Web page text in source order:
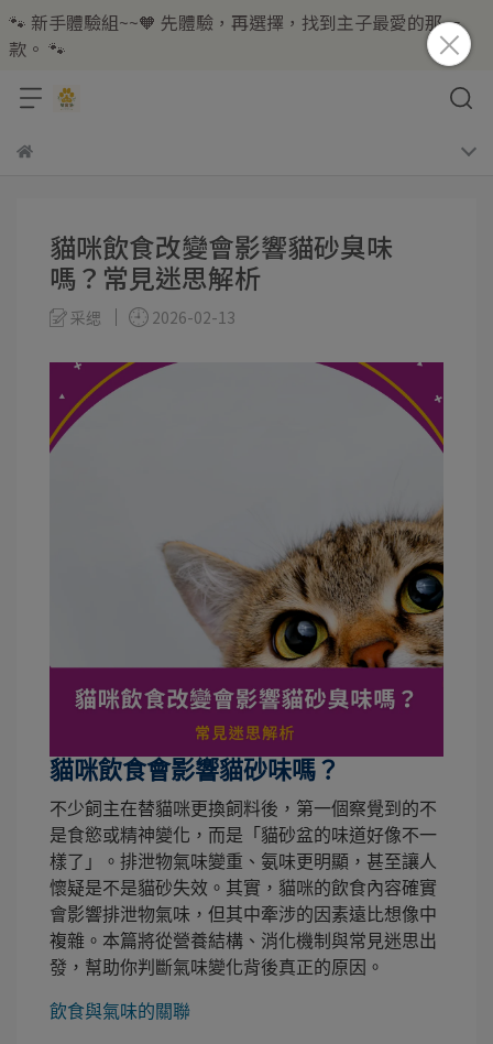
🐾 新手體驗組~~🧡 先體驗，再選擇，找到主子最愛的那一
款。 🐾
貓咪飲食改變會影響貓砂臭味
嗎？常見迷思解析
采缌 2026-02-13
貓咪飲食會影響貓砂味嗎？
不少飼主在替貓咪更換飼料後，第一個察覺到的不
是食慾或精神變化，而是「貓砂盆的味道好像不一
樣了」。排泄物氣味變重、氨味更明顯，甚至讓人
懷疑是不是貓砂失效。其實，貓咪的飲食內容確實
會影響排泄物氣味，但其中牽涉的因素遠比想像中
複雜。本篇將從營養結構、消化機制與常見迷思出
發，幫助你判斷氣味變化背後真正的原因。
飲食與氣味的關聯